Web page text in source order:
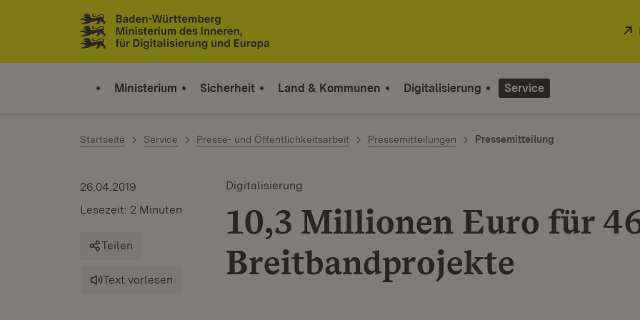
Zum Inhalt springen
Link zur Startseite
Ministerium Sicherheit Land & Kommunen Digitalisierung Service
Startseite Service Presse- und Öffentlichkeitsarbeit Pressemitteilungen Pressemitteilung
Digitalisierung
10,3 Millionen Euro für
Breitbandprojekte
26.04.2019
Lesezeit: 2 Minuten
Teilen
Text vorlesen